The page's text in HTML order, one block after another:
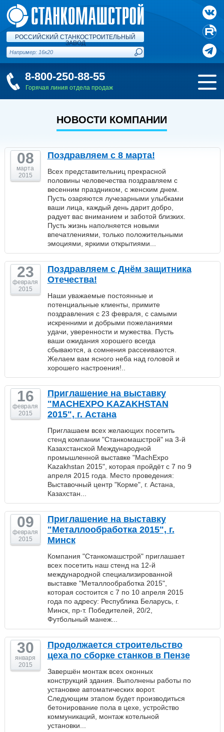
РОССИЙСКИЙ СТАНКОСТРОИТЕЛЬНЫЙ
ЗАВОД
8-800-250-88-55
Горячая линия отдела продаж
НОВОСТИ КОМПАНИИ
08
марта
2015
Поздравляем с 8 марта!
Всех представительниц прекрасной
половины человечества поздравляем с
весенним праздником, с женским днем.
Пусть озаряются лучезарными улыбками
ваши лица, каждый день дарит добро,
радует вас вниманием и заботой близких.
Пусть жизнь наполняется новыми
впечатлениями, только положительными
эмоциями, яркими открытиями...
23
февраля
2015
Поздравляем с Днём защитника
Отечества!
Наши уважаемые постоянные и
потенциальные клиенты, примите
поздравления с 23 февраля, с самыми
искренними и добрыми пожеланиями
удачи, уверенности и мужества. Пусть
ваши ожидания хорошего всегда
сбываются, а сомнения рассеиваются.
Желаем вам ясного неба над головой и
хорошего настроения!..
16
февраля
2015
Приглашение на выставку
"MACHEXPO KAZAKHSTAN
2015", г. Астана
Приглашаем всех желающих посетить
стенд компании "Станкомашстрой" на 3-й
Казахстанской Международной
промышленной выставке "MachExpo
Kazakhstan 2015", которая пройдёт с 7 по 9
апреля 2015 года. Место проведения:
Выставочный центр "Корме", г. Астана,
Казахстан...
09
февраля
2015
Приглашение на выставку
"Металлообработка 2015", г.
Минск
Компания "Станкомашстрой" приглашает
всех посетить наш стенд на 12-й
международной специализированной
выставке "Металлообработка 2015",
которая состоится с 7 по 10 апреля 2015
года по адресу: Республика Беларусь, г.
Минск, пр-т. Победителей, 20/2,
Футбольный манеж...
30
января
2015
Продолжается строительство
цеха по сборке станков в Пензе
Завершён монтаж всех оконных
конструкций здания. Выполнены работы по
установке автоматических ворот.
Следующим этапом будет производиться
бетонирование пола в цехе, устройство
коммуникаций, монтаж котельной
установки...